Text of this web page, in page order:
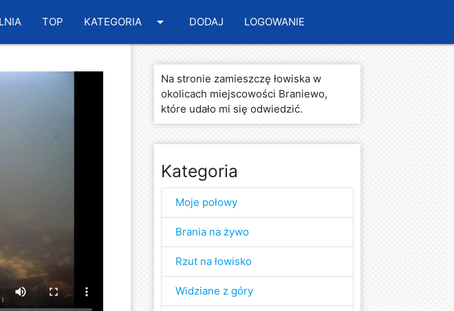
TOP KATEGORIA arrow_drop_down DODAJ LOGOWANIE
Na stronie zamieszczę łowiska w
okolicach miejscowości Braniewo,
które udało mi się odwiedzić.
Kategoria
Moje połowy
Brania na żywo
Rzut na łowisko
Widziane z góry